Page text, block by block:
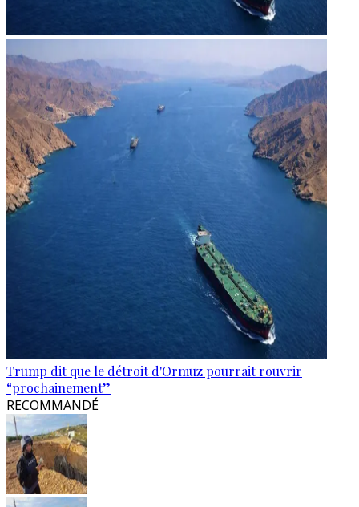
Trump dit que le détroit d'Ormuz pourrait rouvrir
“prochainement”
RECOMMANDÉ